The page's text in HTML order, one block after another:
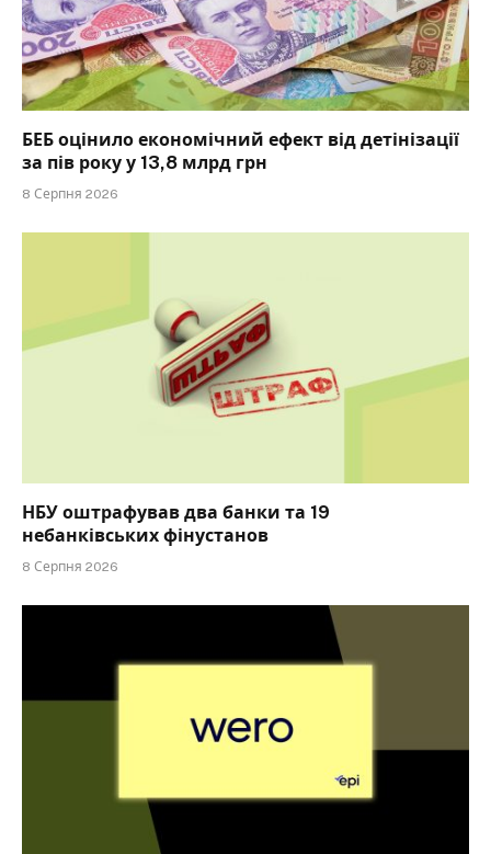
БЕБ оцінило економічний ефект від детінізації
за пів року у 13,8 млрд грн
8 Серпня 2026
НБУ оштрафував два банки та 19
небанківських фінустанов
8 Серпня 2026